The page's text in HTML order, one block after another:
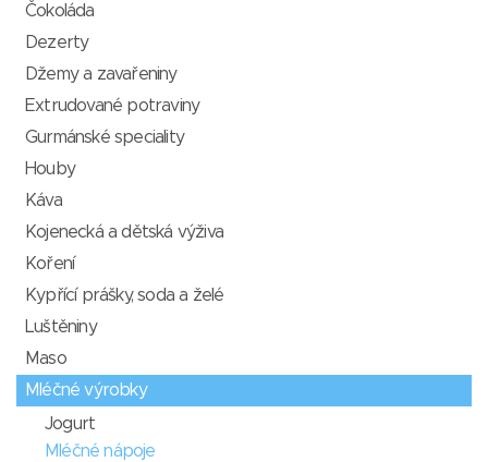
Čokoláda
Dezerty
Džemy a zavařeniny
Extrudované potraviny
Gurmánské speciality
Houby
Káva
Kojenecká a dětská výživa
Koření
Kypřící prášky, soda a želé
Luštěniny
Maso
Mléčné výrobky
Jogurt
Mléčné nápoje